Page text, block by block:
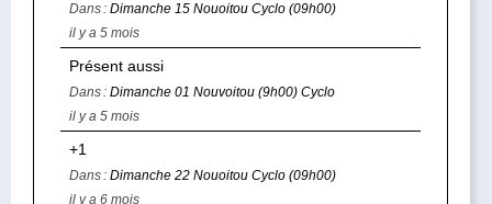
Dans : Dimanche 15 Nouoitou Cyclo (09h00)
il y a 5 mois
Présent aussi
Dans : Dimanche 01 Nouvoitou (9h00) Cyclo
il y a 5 mois
+1
Dans : Dimanche 22 Nouoitou Cyclo (09h00)
il y a 6 mois